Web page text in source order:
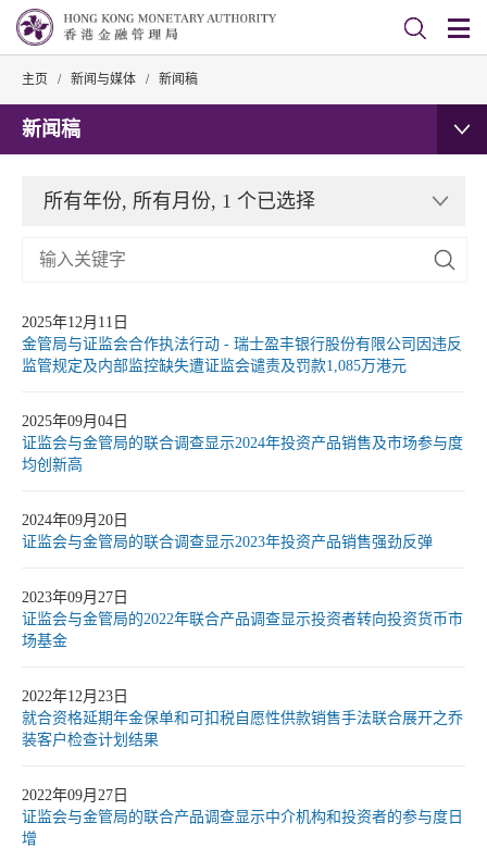
主页 / 新闻与媒体 / 新闻稿
新闻稿
所有年份, 所有月份, 1 个已选择
2025年12月11日
金管局与证监会合作执法行动 - 瑞士盈丰银行股份有限公司因违反
监管规定及内部监控缺失遭证监会谴责及罚款1,085万港元
2025年09月04日
证监会与金管局的联合调查显示2024年投资产品销售及市场参与度
均创新高
2024年09月20日
证监会与金管局的联合调查显示2023年投资产品销售强劲反弹
2023年09月27日
证监会与金管局的2022年联合产品调查显示投资者转向投资货币市
场基金
2022年12月23日
就合资格延期年金保单和可扣税自愿性供款销售手法联合展开之乔
装客户检查计划结果
2022年09月27日
证监会与金管局的联合产品调查显示中介机构和投资者的参与度日
增